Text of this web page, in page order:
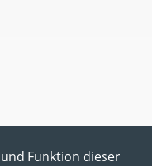
Funktion dieser